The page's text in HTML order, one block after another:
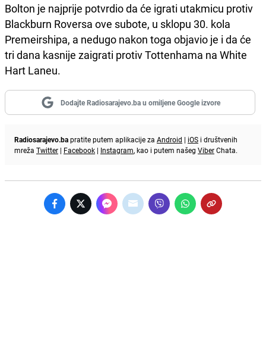
Bolton je najprije potvrdio da će igrati utakmicu protiv
Blackburn Roversa ove subote, u sklopu 30. kola
Premeirshipa, a nedugo nakon toga objavio je i da će
tri dana kasnije zaigrati protiv Tottenhama na White
Hart Laneu.
Dodajte Radiosarajevo.ba u omiljene Google izvore
Radiosarajevo.bapratite putem aplikacije za Android | iOS i društvenih
mreža Twitter | Facebook | Instagram, kao i putem našeg ViberChata.